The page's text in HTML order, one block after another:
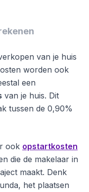
van je huis
worden ook
een
van je huis. Dit
tussen de 0,90%
ook opstartkosten
die de makelaar in
maakt. Denk
het plaatsen